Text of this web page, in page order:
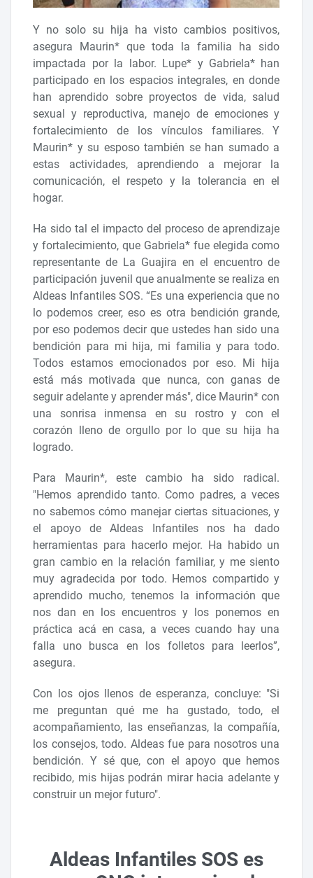
Y no solo su hija ha visto cambios positivos,
asegura Maurin* que toda la familia ha sido
impactada por la labor. Lupe* y Gabriela* han
participado en los espacios integrales, en donde
han aprendido sobre proyectos de vida, salud
sexual y reproductiva, manejo de emociones y
fortalecimiento de los vínculos familiares. Y
Maurin* y su esposo también se han sumado a
estas actividades, aprendiendo a mejorar la
comunicación, el respeto y la tolerancia en el
hogar.
Ha sido tal el impacto del proceso de aprendizaje
y fortalecimiento, que Gabriela* fue elegida como
representante de La Guajira en el encuentro de
participación juvenil que anualmente se realiza en
Aldeas Infantiles SOS. “Es una experiencia que no
lo podemos creer, eso es otra bendición grande,
por eso podemos decir que ustedes han sido una
bendición para mi hija, mi familia y para todo.
Todos estamos emocionados por eso. Mi hija
está más motivada que nunca, con ganas de
seguir adelante y aprender más", dice Maurin* con
una sonrisa inmensa en su rostro y con el
corazón lleno de orgullo por lo que su hija ha
logrado.
Para Maurin*, este cambio ha sido radical.
"Hemos aprendido tanto. Como padres, a veces
no sabemos cómo manejar ciertas situaciones, y
el apoyo de Aldeas Infantiles nos ha dado
herramientas para hacerlo mejor. Ha habido un
gran cambio en la relación familiar, y me siento
muy agradecida por todo. Hemos compartido y
aprendido mucho, tenemos la información que
nos dan en los encuentros y los ponemos en
práctica acá en casa, a veces cuando hay una
falla uno busca en los folletos para leerlos”,
asegura.
Con los ojos llenos de esperanza, concluye: "Si
me preguntan qué me ha gustado, todo, el
acompañamiento, las enseñanzas, la compañía,
los consejos, todo. Aldeas fue para nosotros una
bendición. Y sé que, con el apoyo que hemos
recibido, mis hijas podrán mirar hacia adelante y
construir un mejor futuro".
Aldeas Infantiles SOS es